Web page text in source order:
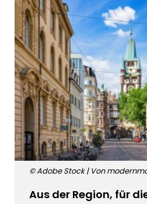
© Adobe Stock | Von
Aus der Region, für